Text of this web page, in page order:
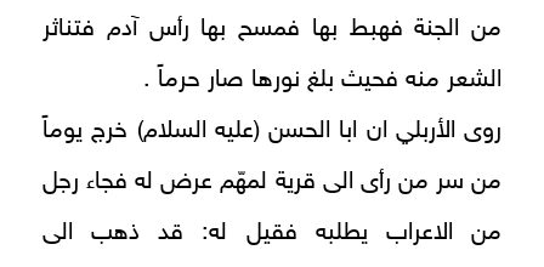
من الجنة فهبط بها فمسح بها رأس آدم فتناثر
الشعر منه فحيث بلغ نورها صار حرماً .
روى الأربلي ان ابا الحسن (عليه السلام) خرج يوماً
من سر من رأى الى قرية لمهّم عرض له فجاء رجل
من الاعراب يطلبه فقيل له: قد ذهب الى